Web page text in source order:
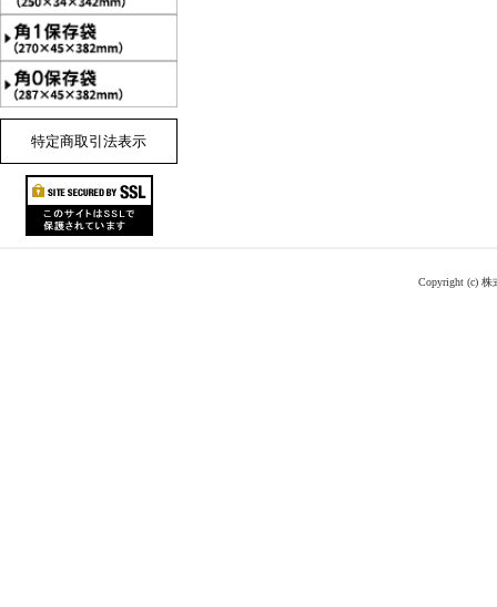
特定商取引法表示
Copyright (c)